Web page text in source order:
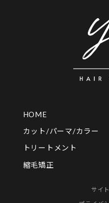
HOME
カット/パーマ/カラー
トリートメント
縮毛矯正
サイ